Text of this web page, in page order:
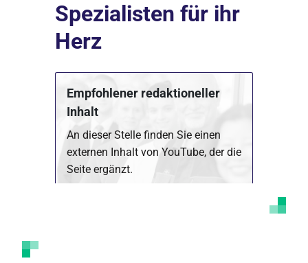
Spezialisten für ihr
Herz
Empfohlener redaktioneller
Inhalt
An dieser Stelle finden Sie einen
externen Inhalt von YouTube, der die
Seite ergänzt.